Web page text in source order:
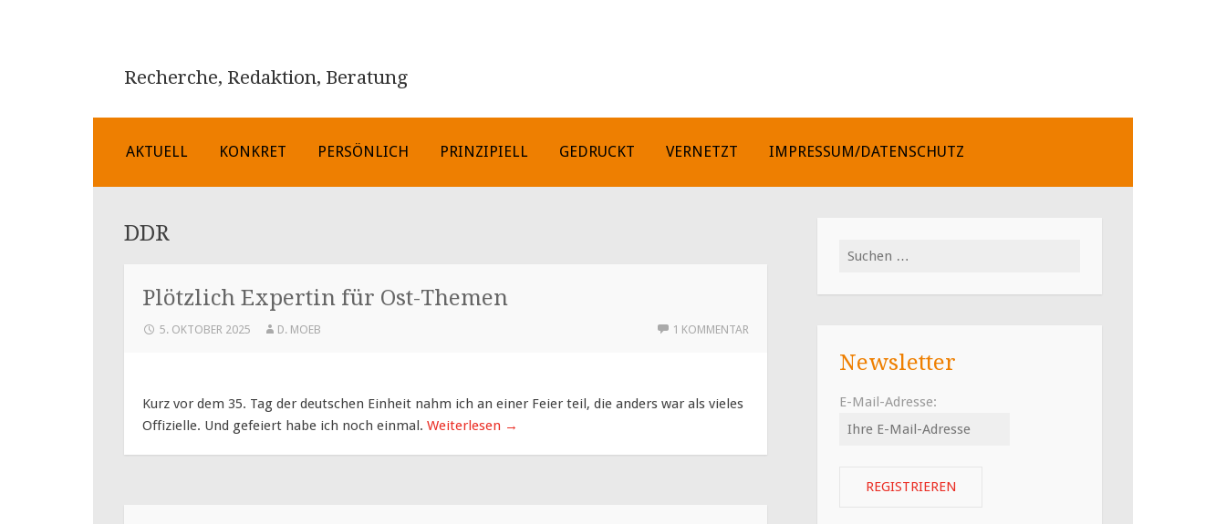
Recherche, Redaktion, Beratung
ZUM
SPRINGEN
AKTUELL KONKRET PERSÖNLICH PRINZIPIELL GEDRUCKT VERNETZT IMPRESSUM/DATENSCHUTZ
DDR
Plötzlich Expertin für Ost-Themen
5. OKTOBER 2025 D. MOEB 1 KOMMENTAR
Kurz vor dem 35. Tag der deutschen Einheit nahm ich an einer Feier teil, die anders war als vieles
Offizielle. Und gefeiert habe ich noch einmal. Weiterlesen →
Suchen
Newsletter
E-Mail-Adresse: